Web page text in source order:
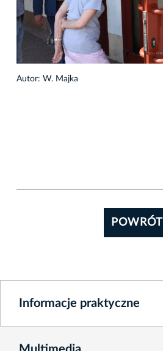
Autor: W. Majka
POWRÓT
Informacje praktyczne